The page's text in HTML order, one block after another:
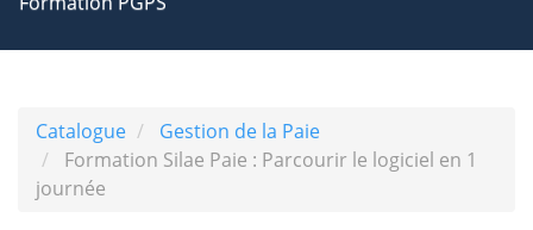
Catalogue
Gestion de la Paie
Formation Silae Paie : Parcourir le logiciel en 1
journée